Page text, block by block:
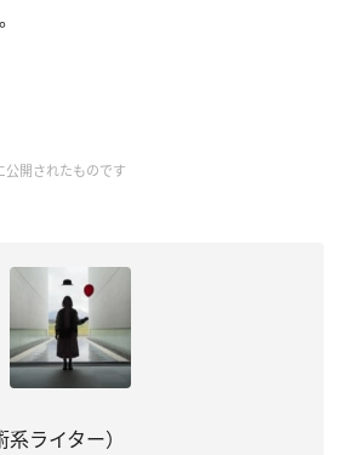
開されたものです
ライター）